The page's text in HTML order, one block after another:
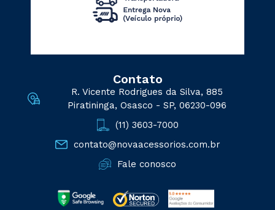
Contato
R. Vicente Rodrigues da Silva, 885
Piratininga, Osasco - SP, 06230-096
(11) 3603-7000
contato@novaacessorios.com.br
Fale conosco